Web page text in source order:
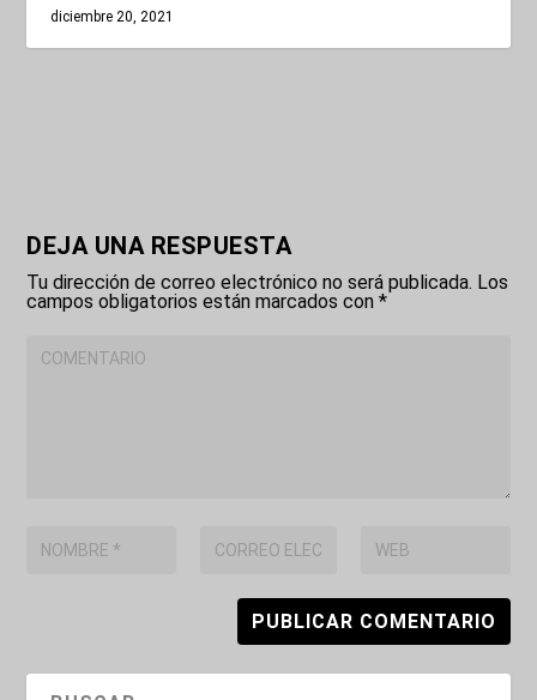
diciembre 20, 2021
DEJA UNA RESPUESTA
Tu dirección de correo electrónico no será publicada. Los
campos obligatorios están marcados con*